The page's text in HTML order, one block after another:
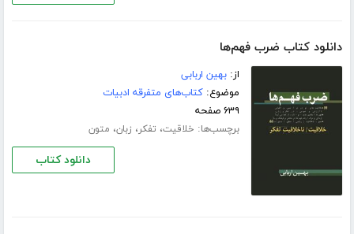
دانلود کتاب ضرب فهم‌ها
از:بهین اربابی
موضوع:کتاب‌های متفرقه ادبیات
۶۳۹ صفحه
برچسب‌ها: خلاقیت، تفکر، زبان، متون
دانلود کتاب